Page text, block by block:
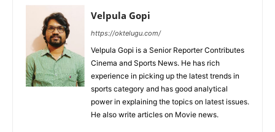
Velpula Gopi
https://oktelugu.com/
Velpula Gopi is a Senior Reporter Contributes
Cinema and Sports News. He has rich
experience in picking up the latest trends in
sports category and has good analytical
power in explaining the topics on latest issues.
He also write articles on Movie news.